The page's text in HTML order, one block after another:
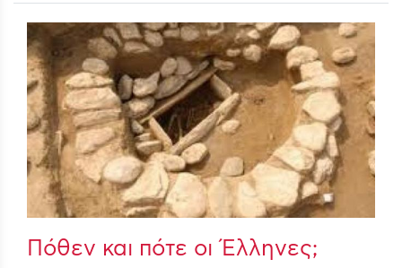
Πόθεν και πότε οι Έλληνες;